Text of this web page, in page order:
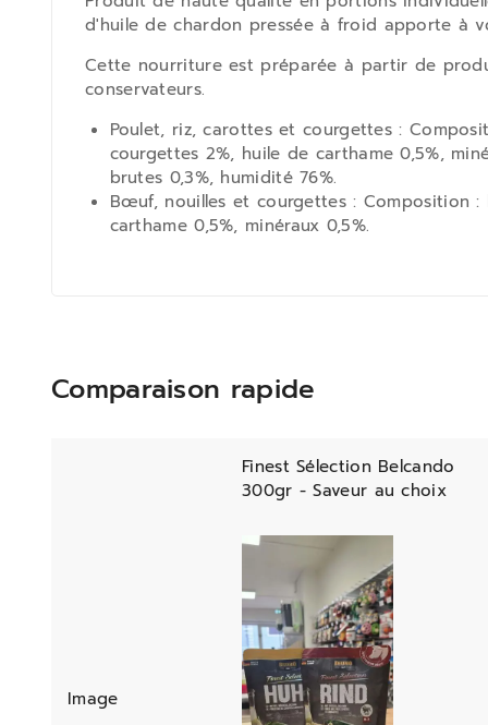
d'huile de chardon pressée à froid apporte à
Cette nourriture est préparée à partir de
conservateurs.
Poulet, riz, carottes et courgettes :
courgettes 2%, huile de carthame 0,5%,
brutes 0,3%, humidité 76%.
Bœuf, nouilles et courgettes : Composition
carthame 0,5%, minéraux 0,5%.
Comparaison rapide
Finest Sélection Belcando
300gr - Saveur au choix
Image